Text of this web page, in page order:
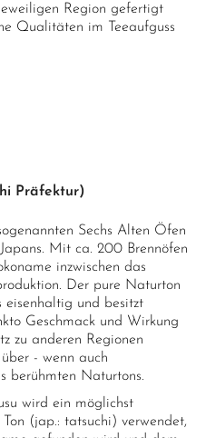
Region gefertigt
Qualitäten im Teeaufguss
Präfektur)
Sechs Alten Öfen
Mit ca. 200 Brennöfen
inzwischen das
Der pure Naturton
eisenhaltig und besitzt
Geschmack und Wirkung
zu anderen Regionen
- wenn auch
berühmten Naturtons.
wird ein möglichst
(jap.: tatsuchi) verwendet,